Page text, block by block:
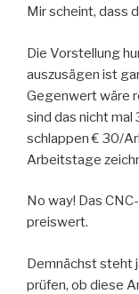
Mir scheint, dass
Die Vorstellung
auszusägen ist
Gegenwert wäre
sind das nicht
schlappen € 30/
Arbeitstage
No way! Das
preiswert.
Demnächst steht
prüfen, ob diese